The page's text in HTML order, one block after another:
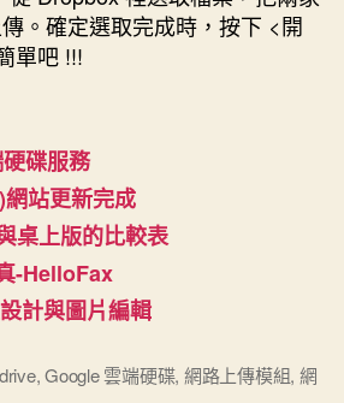
。確定選取完成時，按下 <開
單吧 !!!
碟服務
站更新完成
桌上版的比較表
-HelloFax
計與圖片編輯
,Google 雲端硬碟, 網路上傳模組, 網